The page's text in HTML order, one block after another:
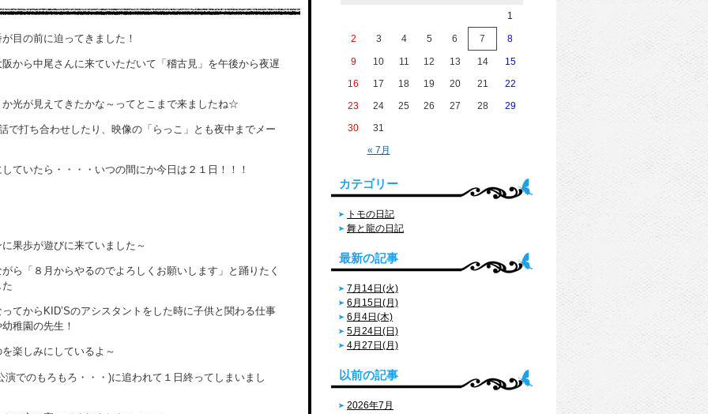
目の前に迫ってきました！
から中尾さんに来ていただいて「稽古見」を午後から夜遅
光が見えてきたかな～ってとこまで来ましたね☆
で打ち合わせしたり、映像の「らっこ」とも夜中までメー
ていたら・・・・いつの間にか今日は２１日！！！
果歩が遊びに来ていました～
ら「８月からやるのでよろしくお願いします」と踊りたく
てからKID’Sのアシスタントをした時に子供と関わる仕事
稚園の先生！
楽しみにしているよ～
でのもろもろ・・・)に追われて１日終ってしまいまし
« 7月
1
2 3 4 5 6 7 8
9 10 11 12 13 14
15
16
17 18 19 20 21
22
23
24 25 26 27 28
29
30
31
カテゴリー
トモの日記
舞と龍の日記
最新の記事
7月14日(火)
6月15日(月)
6月4日(木)
5月24日(日)
4月27日(月)
以前の記事
2026年7月